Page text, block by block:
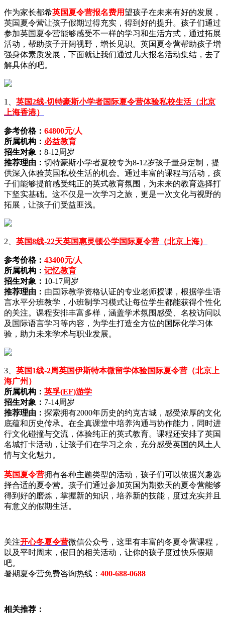
作为家长都希英国夏令营报名费用望孩子在未来有好的发展，
英国夏令营让孩子假期过得充实，得到好的提升。孩子们通过
参加英国夏令营能够感受不一样的学习和生活方式，通过拓展
活动，帮助孩子开阔视野，增长见识。英国夏令营帮助孩子增
强身体素质发展，下面就让我们通过几大报名活动集结，去了
解具体的吧。
1、 英国2线-切特豪斯小学者国际夏令营体验私校生活（北京
上海香港）
参考价格： 64800元/人
所属机构： 必益教育
招生对象： 8-12周岁
推荐理由： 切特豪斯小学者夏校专为8-12岁孩子量身定制，提
供深入体验英国私校生活的机会。通过丰富的课程与活动，孩
子们能够提前感受纯正的英式教育氛围，为未来的教育选择打
下坚实基础。这不仅是一次学习之旅，更是一次文化与视野的
拓展，让孩子们受益匪浅。
2、 英国8线-22天英国惠灵顿公学国际夏令营（北京上海）
参考价格： 43400元/人
所属机构： 记忆教育
招生对象： 10-17周岁
推荐理由： 由国际教学资格认证的专业老师授课，根据学生语
言水平分班教学，小班制学习模式让每位学生都能获得个性化
的关注。课程安排丰富多样，涵盖学术氛围感受、名校访问以
及国际语言学习等内容，为学生打造全方位的国际化学习体
验，助力未来学术与职业发展。
3、 英国1线-2周英国伊斯特本微留学体验国际夏令营（北京上
海广州）
所属机构： 英孚(EF)游学
招生对象： 7-14周岁
推荐理由： 探索拥有2000年历史的约克古城，感受浓厚的文化
底蕴和历史传承。在全真课堂中培养沟通与协作能力，同时进
行文化碰撞与交流，体验纯正的英式教育。课程还安排了英国
名城打卡活动，让孩子们在学习之余，充分感受英国的风土人
情与文化魅力。
英国夏令营拥有各种主题类型的活动，孩子们可以依据兴趣选
择合适的夏令营。孩子们通过参加英国为期数天的夏令营能够
得到好的磨炼，掌握新的知识，培养新的技能，度过充实并且
有意义的假期生活。
关注开心冬夏令营微信公众号，这里有丰富的冬夏令营课程，
以及平时周末，假日的相关活动，让你的孩子度过快乐假期
吧。
暑期夏令营免费咨询热线： 400-688-0688
相关推荐：